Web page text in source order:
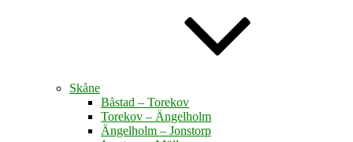
Skåne
Båstad – Torekov
Torekov – Ängelholm
Ängelholm – Jonstorp